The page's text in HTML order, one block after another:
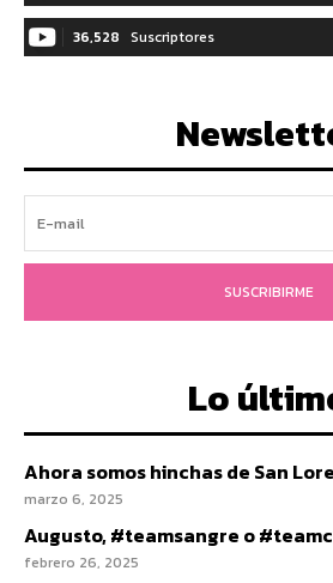
36,528 Suscriptores
SUSCRIBIRME
Lo
Ahora somos hinchas de San
marzo 6, 2025
Augusto, #teamsangre o
febrero 26, 2025